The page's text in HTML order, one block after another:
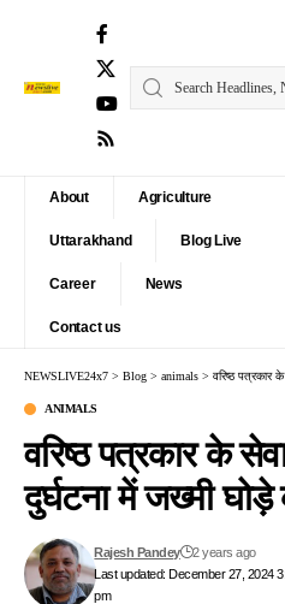
About Agriculture
Uttarakhand Blog Live
Career News
Contact us
NEWSLIVE24x7 > Blog > animals > वरिष्ठ पत्रकार
ANIMALS
वरिष्ठ पत्रकार के
दुर्घटना में जख्मी
Last updated: December 27, 2024
pm
Rajesh Pandey 2 years ago